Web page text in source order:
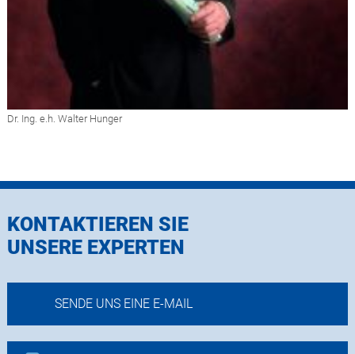
Dr. Ing. e.h. Walter Hunger
KONTAKTIEREN SIE
UNSERE EXPERTEN
SENDE UNS EINE E-MAIL